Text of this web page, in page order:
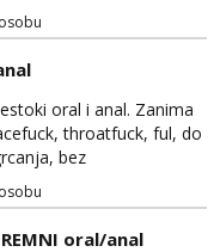
oral i anal. Zanima
throatfuck, ful, do
bez
(ili big insertions),
sirenje... Ako
i spremna si, javi se.
oral/anal